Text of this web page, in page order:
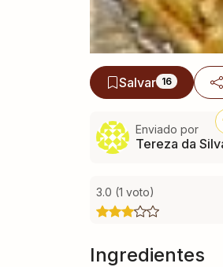
Salvar 16
Enviado por
Tereza da
3.0 (1 voto)
Ingredientes